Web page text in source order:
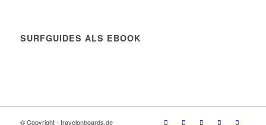
SURFGUIDES ALS EBOOK
© Copyright - travelonboards.de